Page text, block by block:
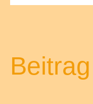
Beitrag